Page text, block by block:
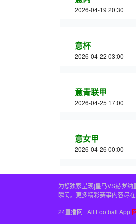
2026-04-19 20:30
意杯
2026-04-22 03:00
意青联甲
2026-04-25 17:00
意女甲
2026-04-26 00:00
为您独家呈现[皇马VS赫罗
瞬间。更多精彩赛事内容尽在
24直播网 | All Football App